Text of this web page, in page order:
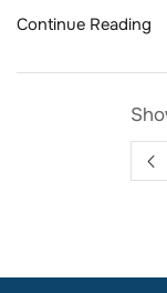
Continue Reading